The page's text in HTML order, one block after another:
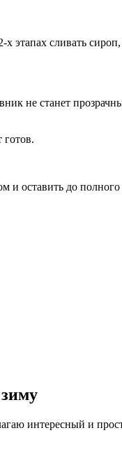
этапах сливать
не станет
готов.
и оставить до
интересный и